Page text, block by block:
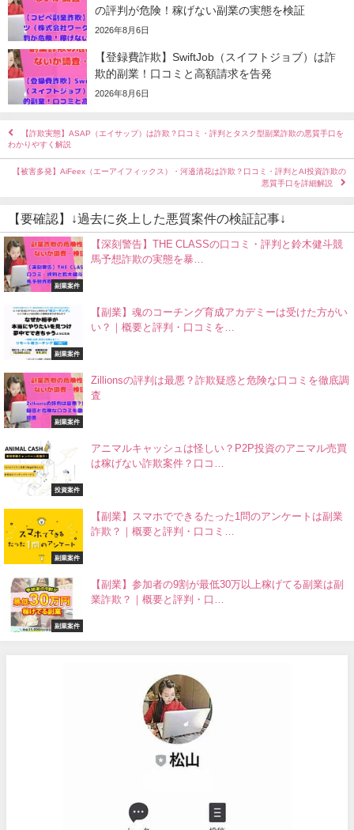
の評判が危険！稼げない副業の実態を検証
2026年8月6日
【登録費詐欺】SwiftJob（スイフトジョブ）は詐
欺的副業！口コミと高額請求を告発
2026年8月6日
【詐欺実態】ASAP（エイサップ）は詐欺？口コミ・評判とタスク型副業詐欺の悪質手口を
わかりやすく解説
【被害多発】AiFeex（エーアイフィックス）・河邉清花は詐欺？口コミ・評判とAI投資詐欺の
悪質手口を詳細解説
【要確認】↓過去に炎上した悪質案件の検証記事↓
副業案件
【深刻警告】THE CLASSの口コミ・評判と鈴木健斗競
馬予想詐欺の実態を暴…
副業案件
【副業】魂のコーチング育成アカデミーは受けた方がい
い？｜概要と評判・口コミを…
副業案件
Zillionsの評判は最悪？詐欺疑惑と危険な口コミを徹底調
査
投資案件
アニマルキャッシュは怪しい？P2P投資のアニマル売買
は稼げない詐欺案件？口コ…
副業案件
【副業】スマホでできるたった1問のアンケートは副業
詐欺？｜概要と評判・口コミ…
副業案件
【副業】参加者の9割が最低30万以上稼げてる副業は副
業詐欺？｜概要と評判・口…